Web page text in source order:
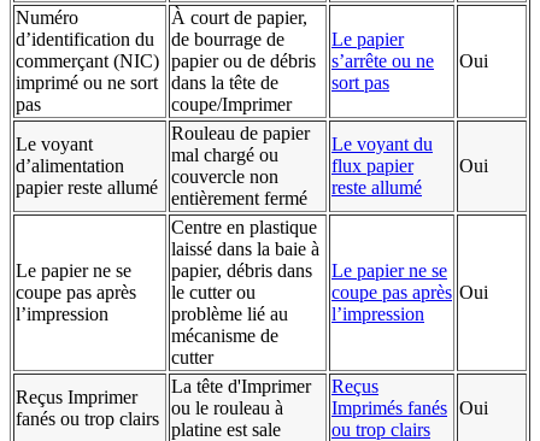
Numéro
d’identification du
commerçant (NIC)
imprimé ou ne sort
pas
À court de papier,
de bourrage de
papier ou de débris
dans la tête de
coupe/Imprimer
Le papier
s’arrête ou ne
sort pas
Oui
Le voyant
d’alimentation
papier reste allumé
Rouleau de papier
mal chargé ou
couvercle non
entièrement fermé
Le voyant du
flux papier
reste allumé
Oui
Le papier ne se
coupe pas après
l’impression
Centre en plastique
laissé dans la baie à
papier, débris dans
le cutter ou
problème lié au
mécanisme de
cutter
Le papier ne se
coupe pas après
l’impression
Oui
Reçus Imprimer
fanés ou trop clairs
La tête d'Imprimer
ou le rouleau à
platine est sale
Reçus
Imprimés fanés
ou trop clairs
Oui